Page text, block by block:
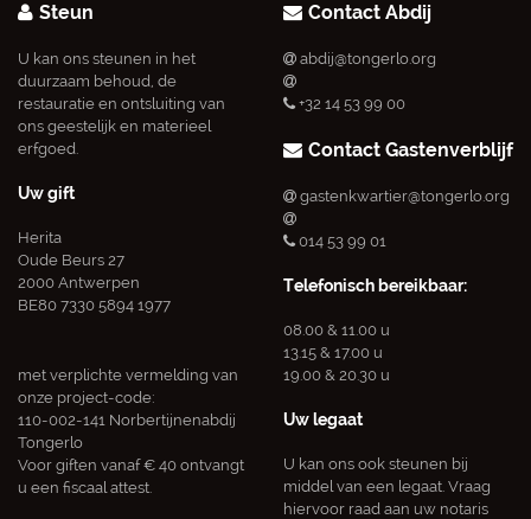
Steun
U kan ons steunen in het
duurzaam behoud, de
restauratie en ontsluiting van
ons geestelijk en materieel
erfgoed.
Uw gift
Herita
Oude Beurs 27
2000 Antwerpen
BE80 7330 5894 1977
met verplichte vermelding van
onze project-code:
110-002-141 Norbertijnenabdij
Tongerlo
Voor giften vanaf € 40 ontvangt
u een fiscaal attest.
Contact Abdij
abdij@tongerlo.org
+32 14 53 99 00
Contact Gastenverblijf
gastenkwartier@tongerlo.org
014 53 99 01
Telefonisch bereikbaar:
08.00 & 11.00 u
13.15 & 17.00 u
19.00 & 20.30 u
Uw legaat
U kan ons ook steunen bij
middel van een legaat. Vraag
hiervoor raad aan uw notaris